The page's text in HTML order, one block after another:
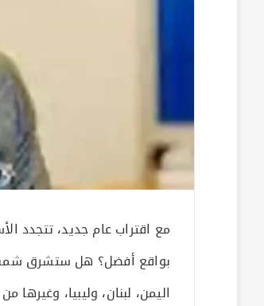
مع اقتراب عام جديد، تتجدد
بواقع أفضل؟ هل ستشرق شمس
اليمن، لبنان، وليبيا،